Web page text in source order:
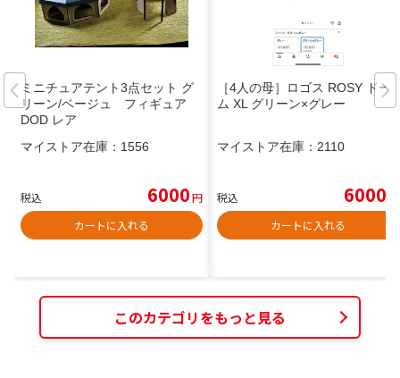
ミニチュアテント3点セット グ
リーン/ベージュ フィギュア
DOD レア
マイストア在庫： 1556
税込 6000円
カートに入れる
［4人の母］ロゴス ROSY ドー
ム XL グリーン×グレー
マイストア在庫： 2110
税込 6000
カートに入れる
このカテゴリをもっと見る